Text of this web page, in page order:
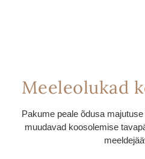
Meeleolukad
Pakume peale õdusa
muudavad koosolemise